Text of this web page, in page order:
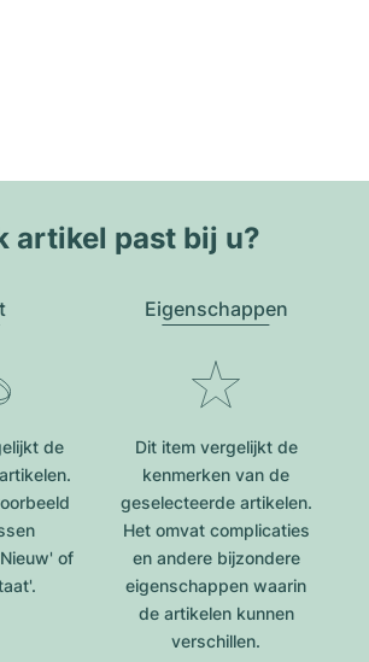
artikel past bij u?
de
of
Eigenschappen
Dit item vergelijkt de
kenmerken van de
geselecteerde artikelen.
Het omvat complicaties
en andere bijzondere
eigenschappen waarin
de artikelen kunnen
verschillen.